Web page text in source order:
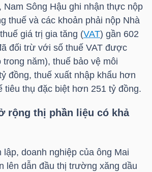
Nam Sông Hậu ghi nhận thực nộp
thuế và các khoản phải nộp Nhà
giá trị gia tăng (VAT) gần 602
đối trừ với số thuế VAT được
trong năm), thuế bảo vệ môi
đồng, thuế xuất nhập khẩu hơn
tiêu thụ đặc biệt hơn 251 tỷ đồng.
rộng thị phần liệu có khả
lập, doanh nghiệp của ông Mai
lên dẫn đầu thị trường xăng dầu